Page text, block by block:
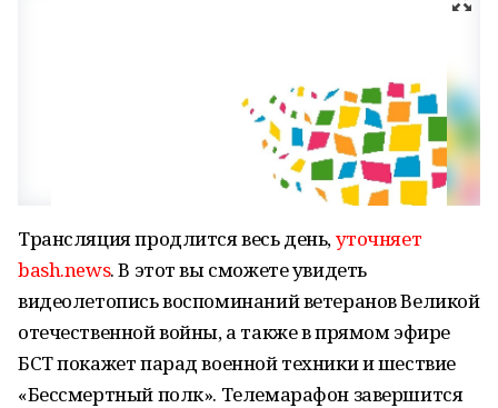
Трансляция продлится весь день,уточняет
bash.news. В этот вы сможете увидеть
видеолетопись воспоминаний ветеранов Великой
отечественной войны, а также в прямом эфире
БСТ покажет парад военной техники и шествие
«Бессмертный полк». Телемарафон завершится